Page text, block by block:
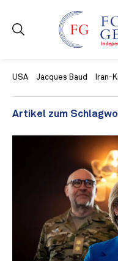
USA Jacques Baud Iran-
Artikel zum